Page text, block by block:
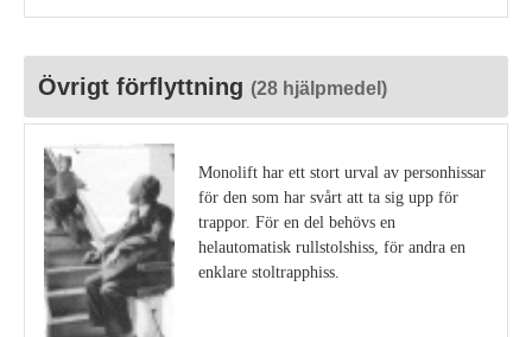
Övrigt förflyttning (28 hjälpmedel)
Monolift har ett stort urval av personhissar
för den som har svårt att ta sig upp för
trappor. För en del behövs en
helautomatisk rullstolshiss, för andra en
enklare stoltrapphiss.